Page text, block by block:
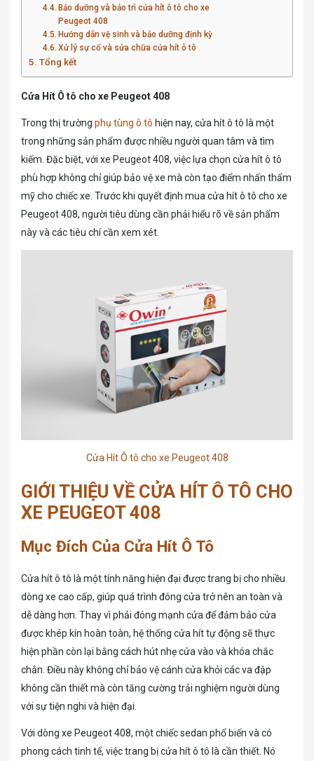
Bảo dưỡng và bảo trì cửa hít ô tô cho xe
Peugeot 408
Hướng dẫn vệ sinh và bảo dưỡng định kỳ
Xử lý sự cố và sửa chữa cửa hít ô tô
Tổng kết
Cửa Hít Ô tô cho xe Peugeot 408
Trong thị trường phụ tùng ô tô hiện nay, cửa hít ô tô là một
trong những sản phẩm được nhiều người quan tâm và tìm
kiếm. Đặc biệt, với xe Peugeot 408, việc lựa chọn cửa hít ô tô
phù hợp không chỉ giúp bảo vệ xe mà còn tạo điểm nhấn thẩm
mỹ cho chiếc xe. Trước khi quyết định mua cửa hít ô tô cho xe
Peugeot 408, người tiêu dùng cần phải hiểu rõ về sản phẩm
này và các tiêu chí cần xem xét.
Cửa Hít Ô tô cho xe Peugeot 408
GIỚI THIỆU VỀ CỬA HÍT Ô TÔ CHO
XE PEUGEOT 408
Mục Đích Của Cửa Hít Ô Tô
Cửa hít ô tô là một tính năng hiện đại được trang bị cho nhiều
dòng xe cao cấp, giúp quá trình đóng cửa trở nên an toàn và
dễ dàng hơn. Thay vì phải đóng mạnh cửa để đảm bảo cửa
được khép kín hoàn toàn, hệ thống cửa hít tự động sẽ thực
hiện phần còn lại bằng cách hút nhẹ cửa vào và khóa chắc
chắn. Điều này không chỉ bảo vệ cánh cửa khỏi các va đập
không cần thiết mà còn tăng cường trải nghiệm người dùng
với sự tiện nghi và hiện đại.
Với dòng xe Peugeot 408, một chiếc sedan phổ biến và có
phong cách tinh tế, việc trang bị cửa hít ô tô là cần thiết. Nó